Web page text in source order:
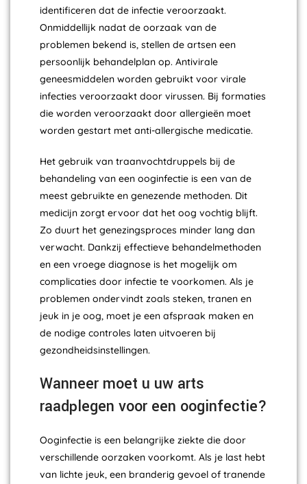
identificeren dat de infectie veroorzaakt.
Onmiddellijk nadat de oorzaak van de
problemen bekend is, stellen de artsen een
persoonlijk behandelplan op. Antivirale
geneesmiddelen worden gebruikt voor virale
infecties veroorzaakt door virussen. Bij formaties
die worden veroorzaakt door allergieën moet
worden gestart met anti-allergische medicatie.
Het gebruik van traanvochtdruppels bij de
behandeling van een ooginfectie is een van de
meest gebruikte en genezende methoden. Dit
medicijn zorgt ervoor dat het oog vochtig blijft.
Zo duurt het genezingsproces minder lang dan
verwacht. Dankzij effectieve behandelmethoden
en een vroege diagnose is het mogelijk om
complicaties door infectie te voorkomen. Als je
problemen ondervindt zoals steken, tranen en
jeuk in je oog, moet je een afspraak maken en
de nodige controles laten uitvoeren bij
gezondheidsinstellingen.
Wanneer moet u uw arts
raadplegen voor een ooginfectie?
Ooginfectie is een belangrijke ziekte die door
verschillende oorzaken voorkomt. Als je last hebt
van lichte jeuk, een branderig gevoel of tranende